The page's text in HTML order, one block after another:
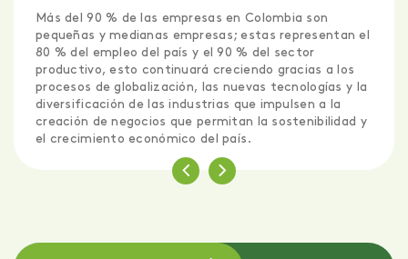
Más del 90 % de las empresas en Colombia son
pequeñas y medianas empresas; estas representan el
80 % del empleo del país y el 90 % del sector
productivo, esto continuará creciendo gracias a los
procesos de globalización, las nuevas tecnologías y la
diversificación de las industrias que impulsen a la
creación de negocios que permitan la sostenibilidad y
el crecimiento económico del país.